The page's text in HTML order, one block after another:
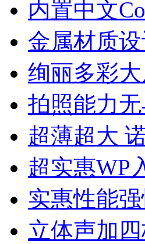
内置中文
金属材质
绚丽多彩
拍照能力
超薄超大
超实惠WP
实惠性能
立体声加